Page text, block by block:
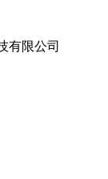
有限公司